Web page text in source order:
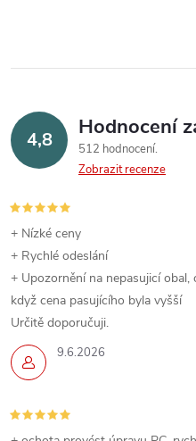
4,8 Hodnocení
512 hodnocení
Zobrazit recenze
9.6.2026
+ Nízké ceny
+ Rychlé odeslání
+ Upozornění na nepasujicí
když cena pasujícího byla vyšší
Určitě doporučuji.